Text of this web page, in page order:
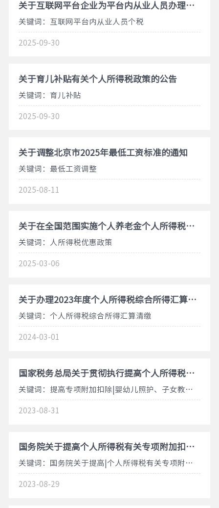
关于互联网平台企业为平台内从业人员办理扣缴申报、代办申报若干事项
关键词：互联网平台内从业人员个税
2025-09-30
关于育儿补贴有关个人所得税政策的公告
关键词：育儿补贴
2025-09-30
关于调整北京市2025年最低工资标准的通知
关键词：最低工资调整
2025-08-11
关于在全国范围实施个人养老金个人所得税优惠政策的公告
关键词：人所得税优惠政策
2025-03-06
关于办理2023年度个人所得税综合所得汇算清缴事项的公告
关键词：个人所得税综合所得汇算清缴
2024-03-01
国家税务总局关于贯彻执行提高个人所得税有关专项附加扣除标准政策的公告2023年第14号
关键词：提高专项附加扣除|婴幼儿照护、子女教育专项附加扣除标准|赡养老人专项附加扣除标准
2023-08-31
国务院关于提高个人所得税有关专项附加扣除标准的通知国发〔2023〕13号
关键词：国务院关于提高|个人所得税有关专项附加扣除标准
2023-08-29